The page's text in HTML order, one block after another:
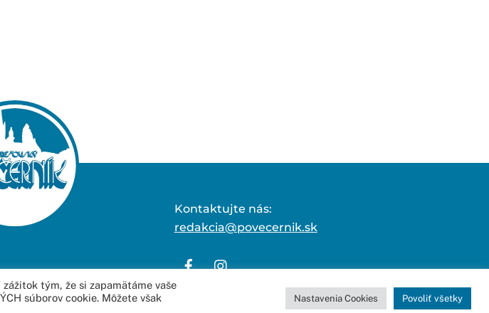
Kontaktujte nás:
redakcia@povecernik.sk
tým, že si zapamätáme vaše
súborov cookie. Môžete však
Nastavenia Cookies Povoliť všetky